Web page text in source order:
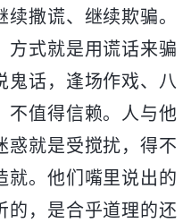
撒谎、继续欺骗。
方式就是用谎话来骗
鬼话，逢场作戏、八
不值得信赖。人与他
惑就是受搅扰，得不
就。他们嘴里说出的
的，是合乎道理的还